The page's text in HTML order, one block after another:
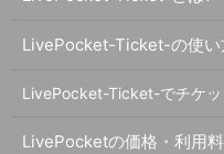
LivePocket-Ticket-の使い
LivePocket-Ticket-でチケッ
LivePocketの価格・利用料